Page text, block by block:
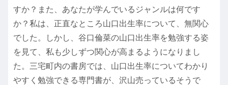
すか？また、あなたが学んでいるジャンルは何です
か？私は、正直なところ山口出生率について、無関心
でした。しかし、谷口倫菜の山口出生率を勉強する姿
を見て、私も少しずつ関心が高まるようになりまし
た。三宅町内の書房では、山口出生率についてわかり
やすく勉強できる専門書が、沢山売っているそうで